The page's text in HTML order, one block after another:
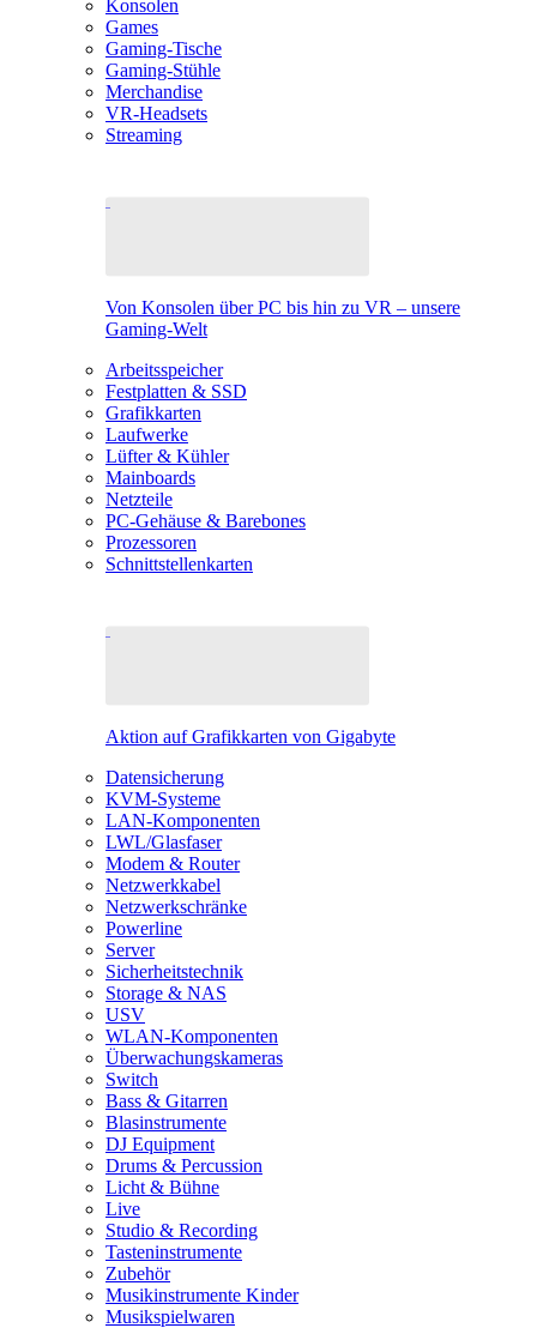
Konsolen
Games
Gaming-Tische
Gaming-Stühle
Merchandise
VR-Headsets
Streaming
Von Konsolen über PC bis hin zu VR – unsere
Gaming-Welt
Arbeitsspeicher
Festplatten & SSD
Grafikkarten
Laufwerke
Lüfter & Kühler
Mainboards
Netzteile
PC-Gehäuse & Barebones
Prozessoren
Schnittstellenkarten
Aktion auf Grafikkarten von Gigabyte
Datensicherung
KVM-Systeme
LAN-Komponenten
LWL/Glasfaser
Modem & Router
Netzwerkkabel
Netzwerkschränke
Powerline
Server
Sicherheitstechnik
Storage & NAS
USV
WLAN-Komponenten
Überwachungskameras
Switch
Bass & Gitarren
Blasinstrumente
DJ Equipment
Drums & Percussion
Licht & Bühne
Live
Studio & Recording
Tasteninstrumente
Zubehör
Musikinstrumente Kinder
Musikspielwaren